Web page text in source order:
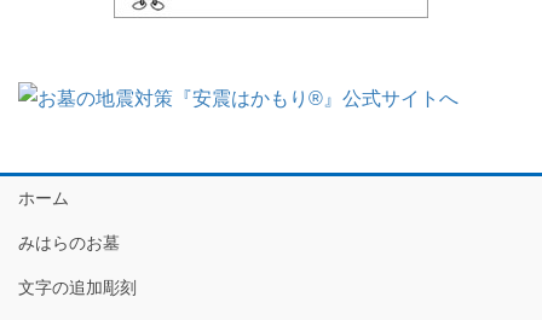
ホーム
みはらのお墓
文字の追加彫刻